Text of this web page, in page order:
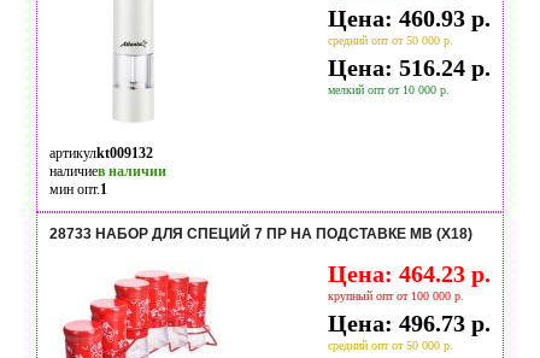
Цена: 460.93 р.
средний опт от 50 000 р.
Цена: 516.24 р.
мелкий опт от 10 000 р.
артикулkt009132
наличиев наличии
мин опт.1
28733 НАБОР ДЛЯ СПЕЦИЙ 7 ПР НА ПОДСТАВКЕ MB (Х18)
Цена: 464.23 р.
крупный опт от 100 000 р.
Цена: 496.73 р.
средний опт от 50 000 р.